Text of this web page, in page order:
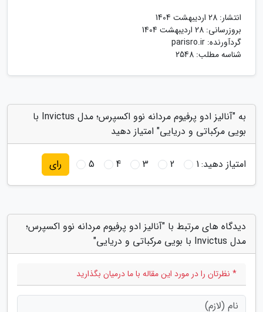
انتشار: 28 اردیبهشت 1404
بروزرسانی: 28 اردیبهشت 1404
گردآورنده: parisro.ir
شناسه مطلب: 2548
به "آنالیز ادو پرفیوم مردانه نوو اکسپرس؛ مدل Invictus با
بویی مرکباتی و دریایی" امتیاز دهید
امتیاز دهید:1
2
3
4
5 رای
دیدگاه های مرتبط با "آنالیز ادو پرفیوم مردانه نوو اکسپرس؛
مدل Invictus با بویی مرکباتی و دریایی"
* نظرتان را در مورد این مقاله با ما درمیان بگذارید